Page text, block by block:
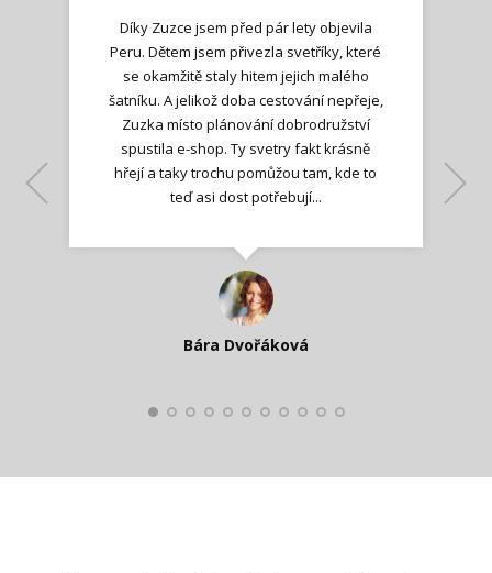
Díky Zuzce jsem před pár lety objevila
Peru. Dětem jsem přivezla svetříky, které
se okamžitě staly hitem jejich malého
šatníku. A jelikož doba cestování nepřeje,
Zuzka místo plánování dobrodružství
spustila e-shop. Ty svetry fakt krásně
hřejí a taky trochu pomůžou tam, kde to
teď asi dost potřebují...
Bára Dvořáková
Jana T.
Kateřina Veleta Štěpánová
Ilona M.
Lenka K.
Nadšená zpráva
Katka Perháčová
Smolková
Lenka K.